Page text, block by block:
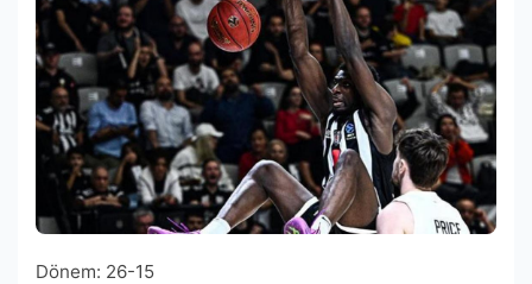
Dönem: 26-15